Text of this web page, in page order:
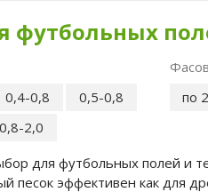
футбольных
0,4-0,8
0,5-0,8
0,8-2,0
по
для футбольных полей и
песок эффективен как для